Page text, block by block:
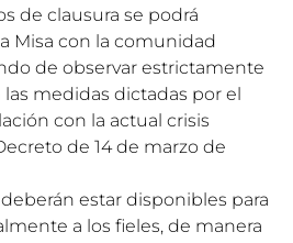
de clausura se podrá
Misa con la comunidad
de observar estrictamente
medidas dictadas por el
con la actual crisis
de 14 de marzo de
estar disponibles para
a los fieles, de manera